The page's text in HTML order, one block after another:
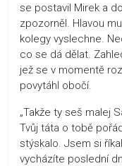
se postavil Mirek a
zpozorněl. Hlavou
kolegy vyslechne.
co se dá dělat.
jež se v momentě
povytáhl obočí.
„Takže ty seš malej
Tvůj táta o tobě
stýskalo. Jsem si
vycházíte poslední